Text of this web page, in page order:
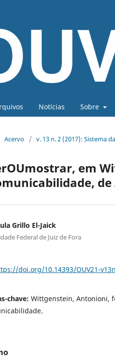
Notícias Sobre
Acervo / v. 13 n. 2 (2017): Sistema
em
Grillo El-Jaick
Federal de Juiz de Fora
doi.org/10.14393/OUV21-
chave: Wittgenstein, Antonioni,